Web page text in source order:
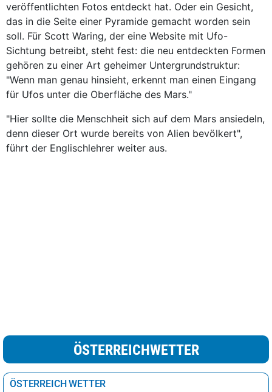
veröffentlichten Fotos entdeckt hat. Oder ein Gesicht,
das in die Seite einer Pyramide gemacht worden sein
soll. Für Scott Waring, der eine Website mit Ufo-
Sichtung betreibt, steht fest: die neu entdeckten Formen
gehören zu einer Art geheimer Untergrundstruktur:
"Wenn man genau hinsieht, erkennt man einen Eingang
für Ufos unter die Oberfläche des Mars."
"Hier sollte die Menschheit sich auf dem Mars ansiedeln,
denn dieser Ort wurde bereits von Alien bevölkert",
führt der Englischlehrer weiter aus.
ÖSTERREICHWETTER
ÖSTERREICH WETTER